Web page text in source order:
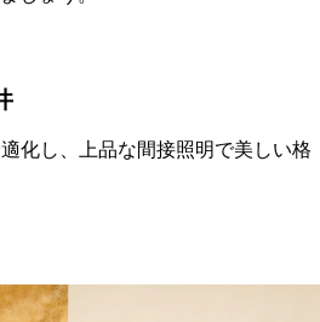
化し、上品な間接照明で美しい格